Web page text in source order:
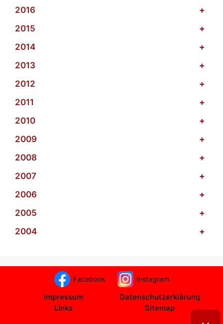
2016
+
2015
+
2014
+
2013
+
2012
+
2011
+
2010
+
2009
+
2008
+
2007
+
2006
+
2005
+
2004
+
Facebook Instagram
Impressum
Datenschutzerklärung
Links
Sitemap